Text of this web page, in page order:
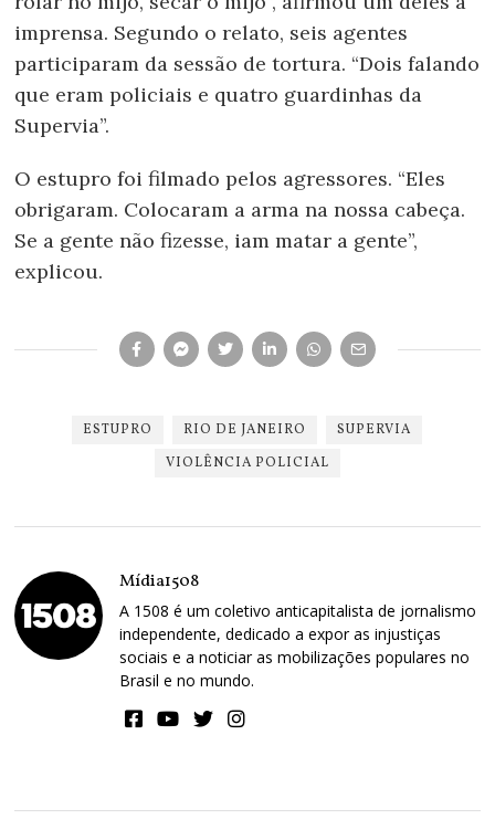
imprensa. Segundo o relato, seis agentes
participaram da sessão de tortura. “Dois falando
que eram policiais e quatro guardinhas da
Supervia”.
O estupro foi filmado pelos agressores. “Eles
obrigaram. Colocaram a arma na nossa cabeça.
Se a gente não fizesse, iam matar a gente”,
explicou.
ESTUPRO RIO DE JANEIRO
SUPERVIA
VIOLÊNCIA POLICIAL
Mídia1508
A 1508 é um coletivo anticapitalista de jornalismo
independente, dedicado a expor as injustiças
sociais e a noticiar as mobilizações populares no
Brasil e no mundo.